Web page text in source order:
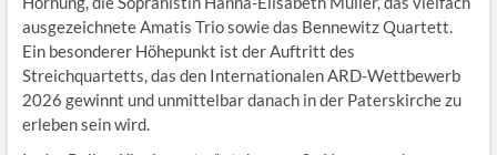
ausgezeichnete Amatis Trio sowie das Bennewitz Quartett.
Ein besonderer Höhepunkt ist der Auftritt des
Streichquartetts, das den Internationalen ARD-Wettbewerb
2026 gewinnt und unmittelbar danach in der Paterskirche zu
erleben sein wird.